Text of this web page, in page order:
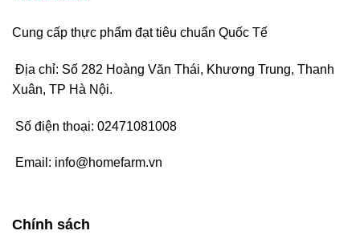
Cung cấp thực phẩm đạt tiêu chuẩn Quốc Tế
Địa chỉ: Số 282 Hoàng Văn Thái, Khương Trung, Thanh
Xuân, TP Hà Nội.
Số điện thoại: 02471081008
Email: info@homefarm.vn
Chính sách